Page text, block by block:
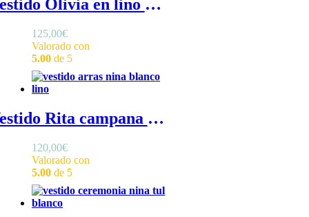
Vestido Olivia en lino - Vestido de ceremonia de niña en tul de lino, con manga francesa y cuello redondo
125,00€
Valorado con
5.00 de 5
Vestido Rita campana - Vestido de lino blanco para niña de ceremonia con volante en manga francesa
120,00€
Valorado con
5.00 de 5